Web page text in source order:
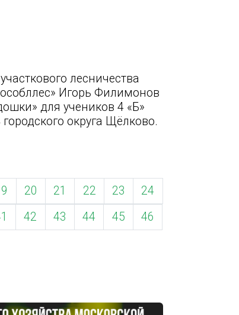
лесничества
Игорь Филимонов
для учеников 4 «Б»
округа Щёлково.
20 21 22 23
24
42 43 44 45
46